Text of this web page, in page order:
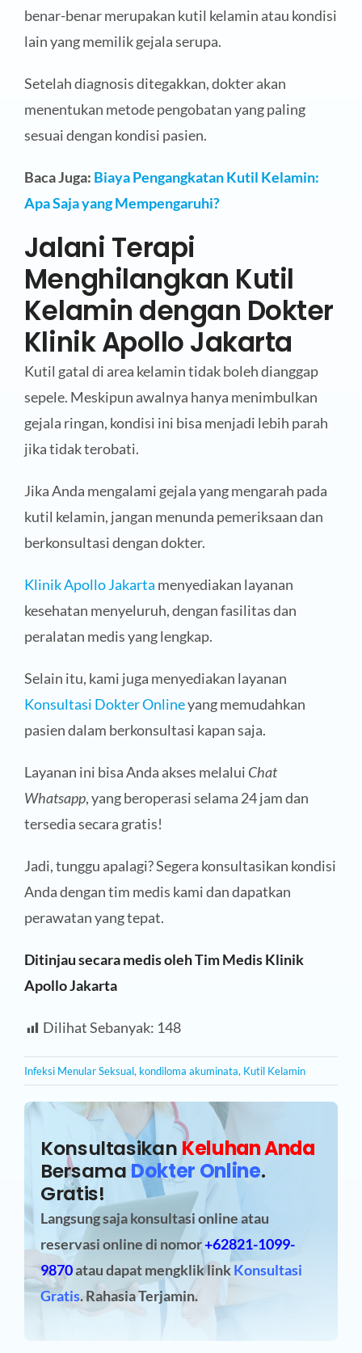
benar-benar merupakan kutil kelamin atau kondisi
lain yang memilik gejala serupa.
Setelah diagnosis ditegakkan, dokter akan
menentukan metode pengobatan yang paling
sesuai dengan kondisi pasien.
Baca Juga: Biaya Pengangkatan Kutil Kelamin:
Apa Saja yang Mempengaruhi?
Jalani Terapi
Menghilangkan Kutil
Kelamin dengan Dokter
Klinik Apollo Jakarta
Kutil gatal di area kelamin tidak boleh dianggap
sepele. Meskipun awalnya hanya menimbulkan
gejala ringan, kondisi ini bisa menjadi lebih parah
jika tidak terobati.
Jika Anda mengalami gejala yang mengarah pada
kutil kelamin, jangan menunda pemeriksaan dan
berkonsultasi dengan dokter.
Klinik Apollo Jakarta menyediakan layanan
kesehatan menyeluruh, dengan fasilitas dan
peralatan medis yang lengkap.
Selain itu, kami juga menyediakan layanan
Konsultasi Dokter Onlineyang memudahkan
pasien dalam berkonsultasi kapan saja.
Layanan ini bisa Anda akses melalui Chat
Whatsapp, yang beroperasi selama 24 jam dan
tersedia secara gratis!
Jadi, tunggu apalagi? Segera konsultasikan kondisi
Anda dengan tim medis kami dan dapatkan
perawatan yang tepat.
Ditinjau secara medis oleh Tim Medis Klinik
Apollo Jakarta
Dilihat Sebanyak: 148
Infeksi Menular Seksual, kondiloma akuminata, Kutil Kelamin
Konsultasikan Keluhan Anda
BersamaDokter Online.
Gratis!
Langsung saja konsultasi online atau
reservasi onlinedi nomor+62821-1099-
9870atau dapat mengklik linkKonsultasi
Gratis. Rahasia Terjamin.